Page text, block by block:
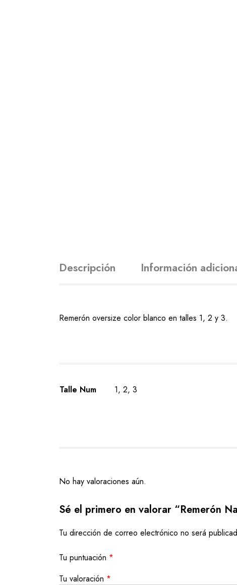
Descripción Información
Remerón oversize color blanco en talles 1, 2 y 3.
Talle Num 1, 2, 3
No hay valoraciones aún.
Sé el primero en valorar “Remerón
Tu dirección de correo electrónico no será
Tu puntuación *
Tu valoración *